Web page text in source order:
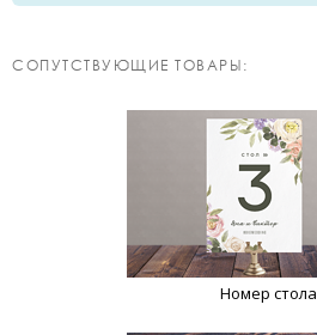
CОПУТСТВУЮЩИЕ ТОВАРЫ:
Номер стола